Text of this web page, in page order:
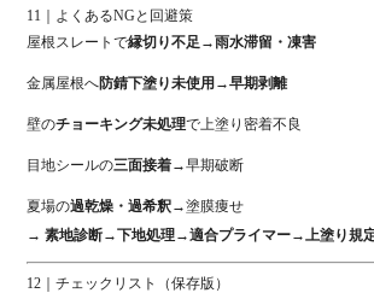
11｜よくあるNGと回避策
屋根スレートで縁切り不足→雨水滞留・凍害
金属屋根へ防錆下塗り未使用→早期剥離
壁のチョーキング未処理で上塗り密着不良
目地シールの三面接着→早期破断
夏場の過乾燥・過希釈→塗膜痩せ
→素地診断→下地処理→適合プライマー→上塗り規
12｜チェックリスト（保存版）